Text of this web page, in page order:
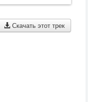
Скачать этот трек